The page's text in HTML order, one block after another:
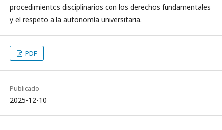
procedimientos disciplinarios con los derechos fundamentales
y el respeto a la autonomía universitaria.
PDF
Publicado
2025-12-10